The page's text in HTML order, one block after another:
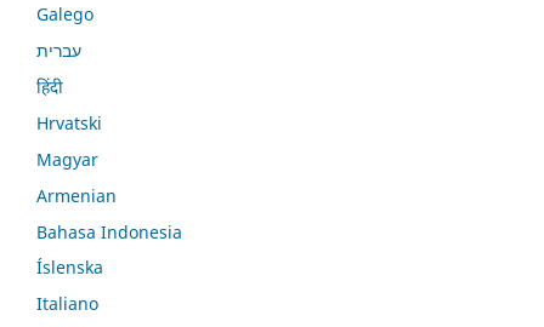
Galego
עברית
हिंदी
Hrvatski
Magyar
Armenian
Bahasa Indonesia
Íslenska
Italiano